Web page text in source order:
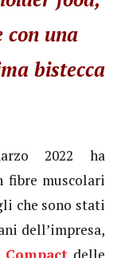
con una
bistecca
2022 ha
fibre muscolari
che sono stati
dell’impresa,